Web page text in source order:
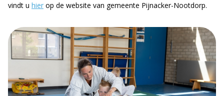
vindt u hier op de website van gemeente Pijnacker-Nootdorp.